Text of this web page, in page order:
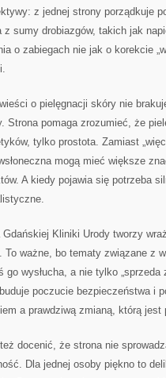
z jednej strony porządkuje
z sumy drobiazgów, takich jak
o zabiegach nie jak o korekcie
o pielęgnacji skóry nie
Strona pomaga zrozumieć, że
tylko prostota. Zamiast
mogą mieć większe
A kiedy pojawia się potrzeba
Gdańskiej Kliniki Urody tworzy
To ważne, bo tematy związane z
go wysłucha, a nie tylko
poczucie bezpieczeństwa i
a prawdziwą zmianą, którą jest
docenić, że strona nie
Dla jednej osoby piękno to